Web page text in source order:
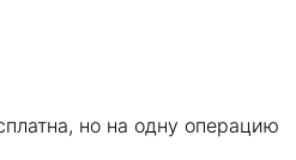
но на одну операцию